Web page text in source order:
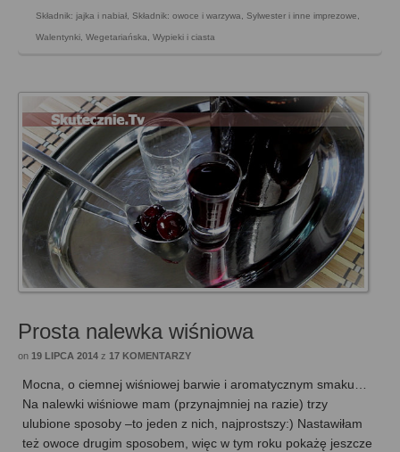
Składnik: jajka i nabiał Składnik: owoce i warzywa Sylwester i inne imprezowe
Walentynki Wegetariańska Wypieki i ciasta
Prosta nalewka wiśniowa
on 19 LIPCA 2014 z 17 KOMENTARZY
Mocna, o ciemnej wiśniowej barwie i aromatycznym smaku…
Na nalewki wiśniowe mam (przynajmniej na razie) trzy
ulubione sposoby –to jeden z nich, najprostszy:) Nastawiłam
też owoce drugim sposobem, więc w tym roku pokażę jeszcze